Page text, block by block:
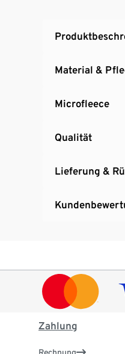
Material &
Microfleece
Qualität
Lieferung &
Zahlung